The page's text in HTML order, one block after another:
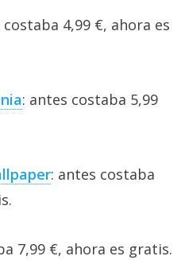
costaba 4,99 €, ahora es
: antes costaba 5,99
: antes costaba
7,99 €, ahora es gratis.